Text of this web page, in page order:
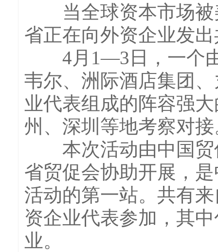
当全球资本市场被
省正在向外资企业发
4月1—3日，一个由
韦尔、洲际酒店集团
业代表组成的阵容强
州、深圳等地考察对
本次活动由中国贸
省贸促会协助开展，
活动的第一站。共有
资企业代表参加，其
业。